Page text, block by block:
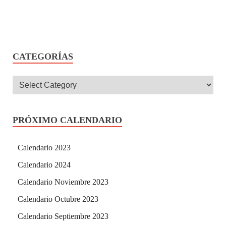
CATEGORÍAS
PRÓXIMO CALENDARIO
Calendario 2023
Calendario 2024
Calendario Noviembre 2023
Calendario Octubre 2023
Calendario Septiembre 2023